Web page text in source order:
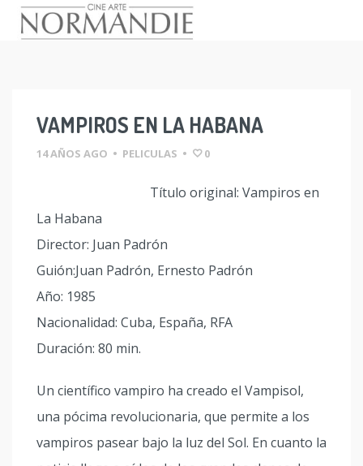
VAMPIROS EN LA HABANA
14 AÑOS AGO • PELICULAS • 0
Título original: Vampiros en
La Habana
Director: Juan Padrón
Guión:Juan Padrón, Ernesto Padrón
Año: 1985
Nacionalidad: Cuba, España, RFA
Duración: 80 min.
Un científico vampiro ha creado el Vampisol,
una pócima revolucionaria, que permite a los
vampiros pasear bajo la luz del Sol. En cuanto la